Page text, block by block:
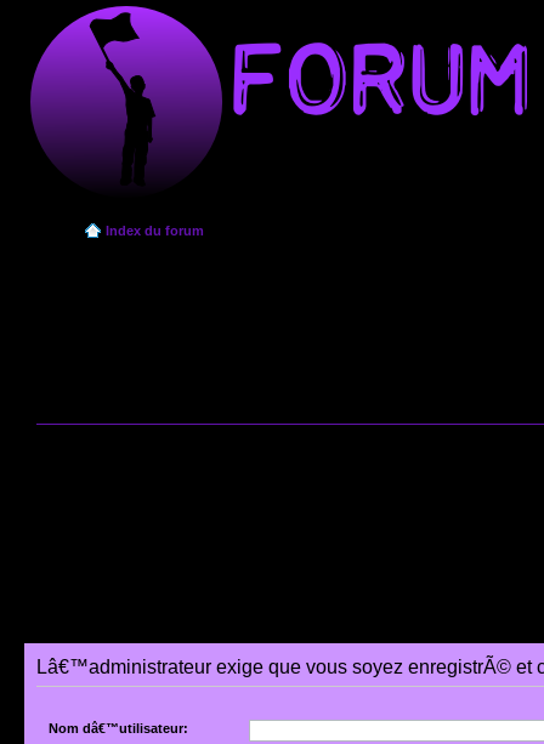
Index du forum
Lâ€™administrateur exige que vous soyez enregistrÃ©
Nom dâ€™utilisateur: